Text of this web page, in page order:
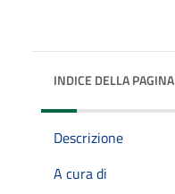
INDICE DELLA PAGINA
Descrizione
A cura di